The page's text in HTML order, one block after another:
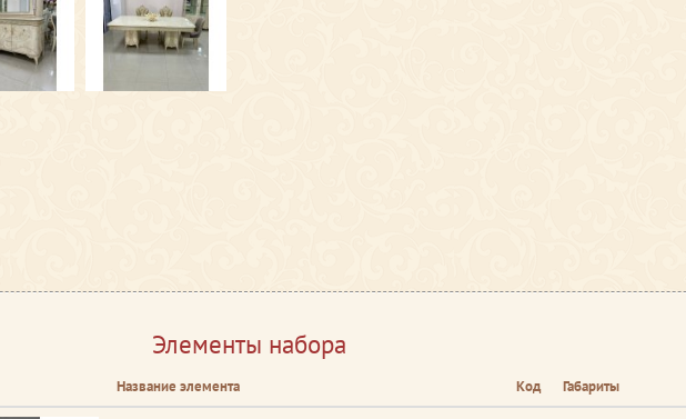
Элементы набора
Название элемента Код Габариты